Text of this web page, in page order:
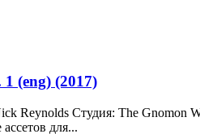
(eng) (2017)
Reynolds Студия: The Gnomon
для...